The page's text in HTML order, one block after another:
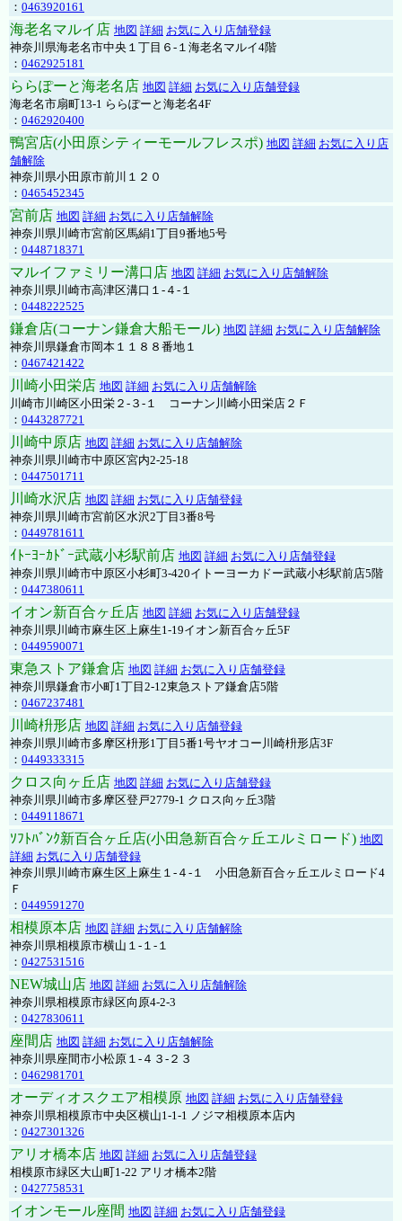
： 0463920161
海老名マルイ店 地図 詳細 お気に入り店舗登録
神奈川県海老名市中央１丁目６-１海老名マルイ4階
： 0462925181
ららぽーと海老名店 地図 詳細 お気に入り店舗登録
海老名市扇町13-1 ららぽーと海老名4F
： 0462920400
鴨宮店(小田原シティーモールフレスポ) 地図 詳細 お気に入り店
舗解除
神奈川県小田原市前川１２０
： 0465452345
宮前店 地図 詳細 お気に入り店舗解除
神奈川県川崎市宮前区馬絹1丁目9番地5号
： 0448718371
マルイファミリー溝口店 地図 詳細 お気に入り店舗解除
神奈川県川崎市高津区溝口１-４-１
： 0448222525
鎌倉店(コーナン鎌倉大船モール) 地図 詳細 お気に入り店舗解除
神奈川県鎌倉市岡本１１８８番地１
： 0467421422
川崎小田栄店 地図 詳細 お気に入り店舗解除
川崎市川崎区小田栄２‐３‐１ コーナン川崎小田栄店２Ｆ
： 0443287721
川崎中原店 地図 詳細 お気に入り店舗解除
神奈川県川崎市中原区宮内2-25-18
： 0447501711
川崎水沢店 地図 詳細 お気に入り店舗登録
神奈川県川崎市宮前区水沢2丁目3番8号
： 0449781611
ｲﾄｰﾖｰｶﾄﾞｰ武蔵小杉駅前店 地図 詳細 お気に入り店舗登録
神奈川県川崎市中原区小杉町3-420イトーヨーカドー武蔵小杉駅前店5階
： 0447380611
イオン新百合ヶ丘店 地図 詳細 お気に入り店舗登録
神奈川県川崎市麻生区上麻生1-19イオン新百合ヶ丘5F
： 0449590071
東急ストア鎌倉店 地図 詳細 お気に入り店舗登録
神奈川県鎌倉市小町1丁目2-12東急ストア鎌倉店5階
： 0467237481
川崎枡形店 地図 詳細 お気に入り店舗登録
神奈川県川崎市多摩区枡形1丁目5番1号ヤオコー川崎枡形店3F
： 0449333315
クロス向ヶ丘店 地図 詳細 お気に入り店舗登録
神奈川県川崎市多摩区登戸2779-1 クロス向ヶ丘3階
： 0449118671
ｿﾌﾄﾊﾞﾝｸ新百合ヶ丘店(小田急新百合ヶ丘エルミロード) 地図
詳細 お気に入り店舗登録
神奈川県川崎市麻生区上麻生１-４-１ 小田急新百合ヶ丘エルミロード4
Ｆ
： 0449591270
相模原本店 地図 詳細 お気に入り店舗解除
神奈川県相模原市横山１-１-１
： 0427531516
NEW城山店 地図 詳細 お気に入り店舗解除
神奈川県相模原市緑区向原4-2-3
： 0427830611
座間店 地図 詳細 お気に入り店舗解除
神奈川県座間市小松原１-４３-２３
： 0462981701
オーディオスクエア相模原 地図 詳細 お気に入り店舗登録
神奈川県相模原市中央区横山1-1-1 ノジマ相模原本店内
： 0427301326
アリオ橋本店 地図 詳細 お気に入り店舗登録
相模原市緑区大山町1-22 アリオ橋本2階
： 0427758531
イオンモール座間 地図 詳細 お気に入り店舗登録